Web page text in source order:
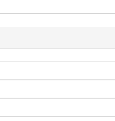
鐘了。在這間店擔任咖啡師──
準備客人點的飲料就不用說了
叫藻川又次的老人正一臉幸福
是個把熱情都用來鑽研如何在
，我覺得在這段期間裡老人偷懶